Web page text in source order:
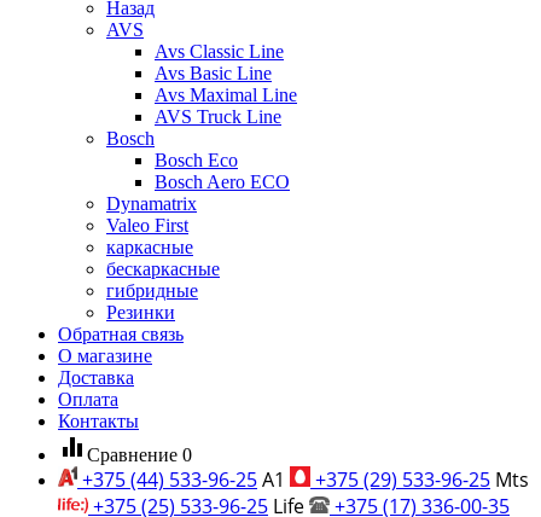
Назад
AVS
Avs Classic Line
Avs Basic Line
Avs Maximal Line
AVS Truck Line
Bosch
Bosch Eco
Bosch Aero ECO
Dynamatrix
Valeo First
каркасные
бескаркасные
гибридные
Резинки
Обратная связь
О магазине
Доставка
Оплата
Контакты
equalizer Сравнение 0
+375 (44) 533-96-25A1 +375 (29) 533-96-25 Mts
+375 (25) 533-96-25 Life
+375 (17) 336-00-35